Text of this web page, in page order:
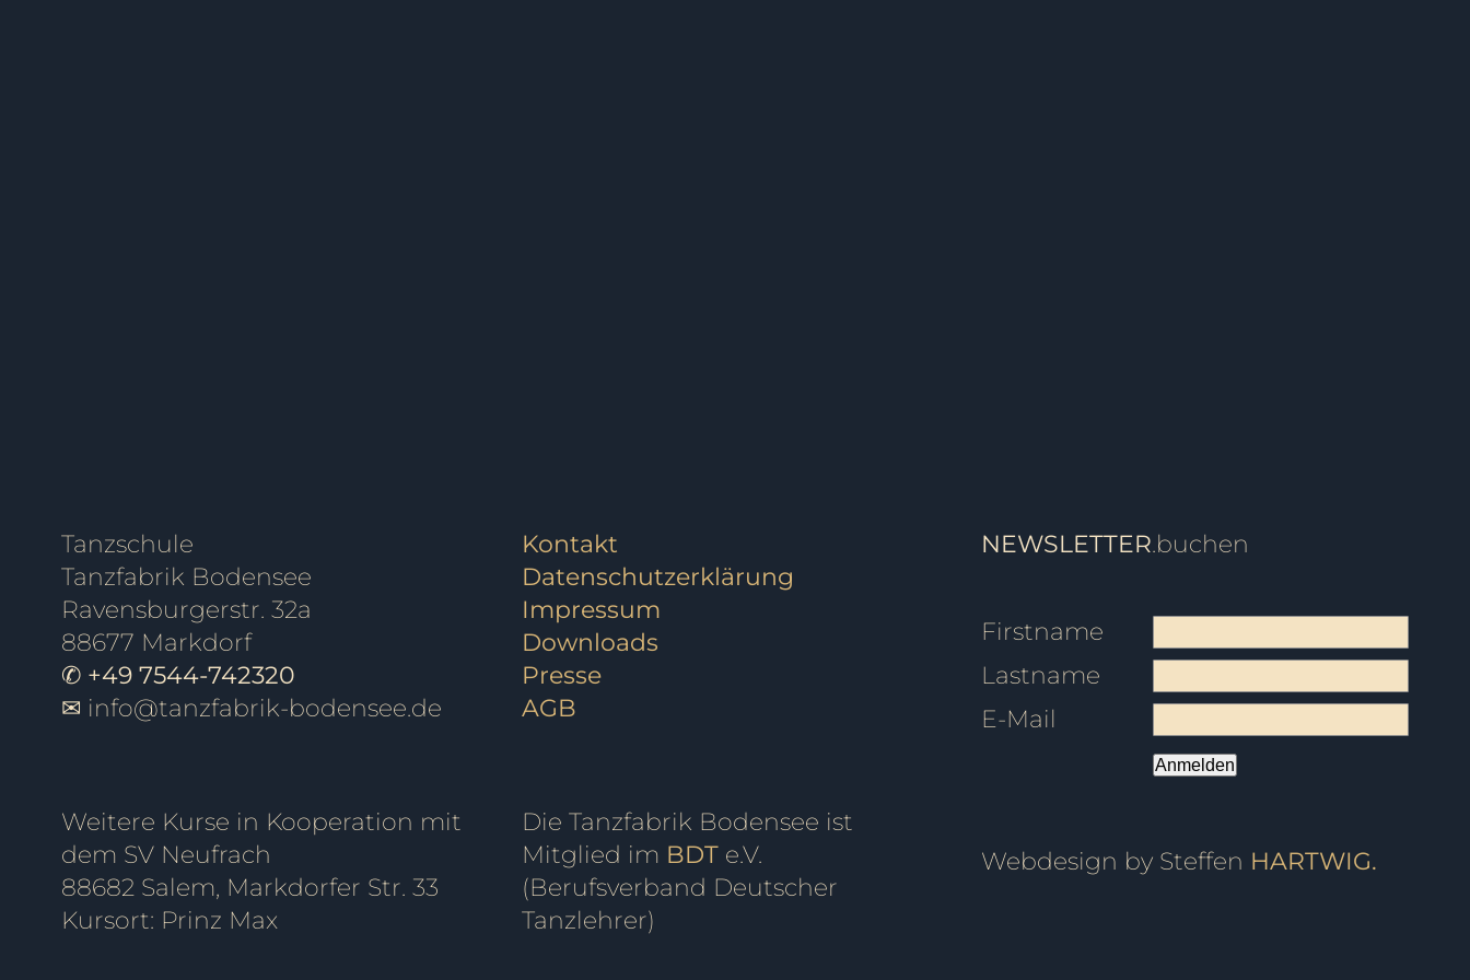
Tanzschule
Tanzfabrik Bodensee
Ravensburgerstr. 32a
88677 Markdorf
✆ +49 7544-742320
✉ info@tanzfabrik-bodensee.de
Weitere Kurse in Kooperation mit
dem SV Neufrach
88682 Salem, Markdorfer Str. 33
Kursort: Prinz Max
Kontakt
Datenschutzerklärung
Impressum
Downloads
Presse
AGB
Die Tanzfabrik Bodensee ist
Mitglied im BDT e.V.
(Berufsverband Deutscher
Tanzlehrer)
NEWSLETTER.buchen
Firstname
Lastname
E-Mail
Anmelden
Webdesign by Steffen HARTWIG.